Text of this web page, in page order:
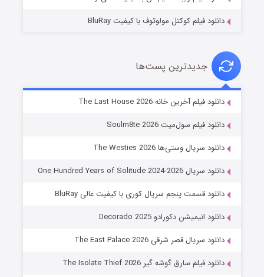
شوگر فصل ۲
خاندان اژدها فصل ۳
قسمت6 (زیرنویس) منتشر شد
دانلود فیلم کوکتل مولوتوف با کیفیت BluRay
جدیدترین پست‌ها
دانلود فیلم آخرین خانه The Last House 2026
دانلود فیلم سول‌میت Soulm8te 2026
دانلود سریال وستی‌ها The Westies 2026
دانلود سریال One Hundred Years of Solitude 2024-2026
دانلود قسمت پنجم سریال کوری با کیفیت عالی BluRay
دانلود انیمیشن دکورادو Decorado 2025
دانلود سریال قصر شرقی The East Palace 2026
دانلود فیلم سارق گوشه گیر The Isolate Thief 2026